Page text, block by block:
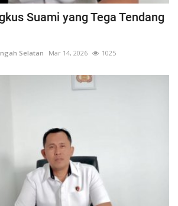
Suami yang Tega Tendang
Selatan Mar 14, 2026 1025